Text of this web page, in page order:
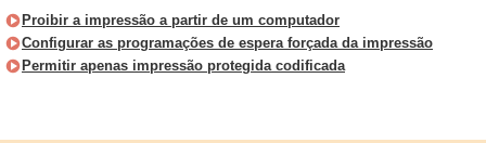
Proibir a impressão a partir de um computador
Configurar as programações de espera forçada da impressão
Permitir apenas impressão protegida codificada